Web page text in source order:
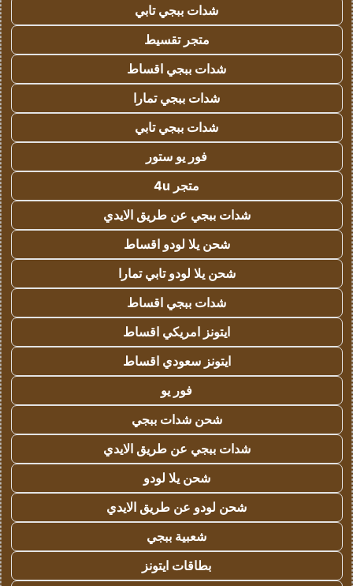
شدات ببجي تابي
متجر تقسيط
شدات ببجي اقساط
شدات ببجي تمارا
شدات ببجي تابي
فور يو ستور
متجر 4u
شدات ببجي عن طريق الايدي
شحن يلا لودو اقساط
شحن يلا لودو تابي تمارا
شدات ببجي اقساط
ايتونز امريكي اقساط
ايتونز سعودي اقساط
فور يو
شحن شدات ببجي
شدات ببجي عن طريق الايدي
شحن يلا لودو
شحن لودو عن طريق الايدي
شعبية ببجي
بطاقات ايتونز